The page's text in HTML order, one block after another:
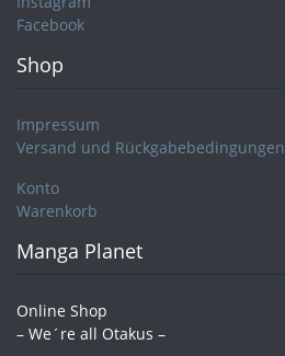
Facebook
Shop
Impressum
Versand und Rückgabebedingungen
Konto
Warenkorb
Manga Planet
Online Shop
– We´re all Otakus –